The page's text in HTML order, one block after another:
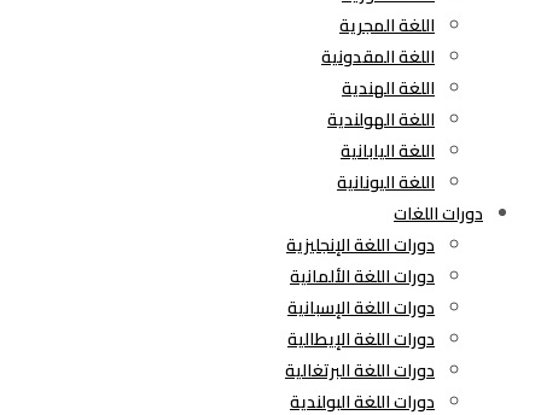
اللغة المجرية
اللغة المقدونية
اللغة الهندية
اللغة الهولندية
اللغة اليابانية
اللغة اليونانية
دورات اللغات
دورات اللغة الإنجليزية
دورات اللغة الألمانية
دورات اللغة الإسبانية
دورات اللغة الإيطالية
دورات اللغة البرتغالية
دورات اللغة البولندية